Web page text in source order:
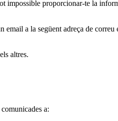
impossible proporcionar-te la
a la següent adreça de correu
altres.
a: